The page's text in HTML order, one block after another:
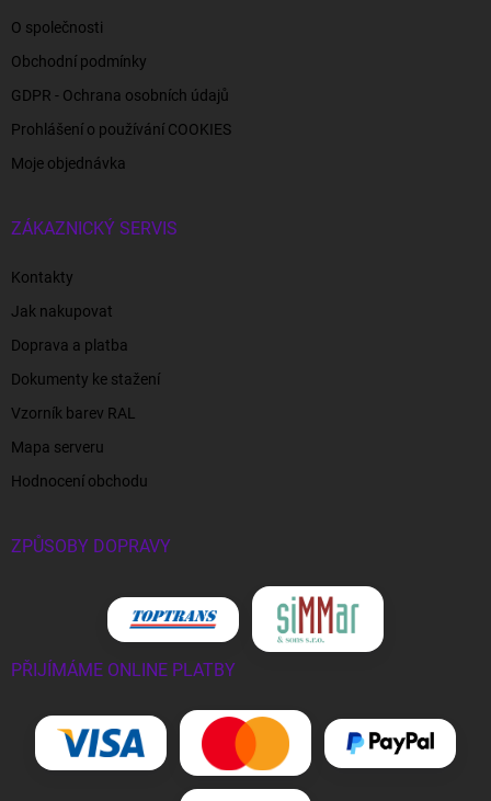
O společnosti
Obchodní podmínky
GDPR - Ochrana osobních údajů
Prohlášení o používání COOKIES
Moje objednávka
ZÁKAZNICKÝ SERVIS
Kontakty
Jak nakupovat
Doprava a platba
Dokumenty ke stažení
Vzorník barev RAL
Mapa serveru
Hodnocení obchodu
ZPŮSOBY DOPRAVY
PŘIJÍMÁME ONLINE PLATBY